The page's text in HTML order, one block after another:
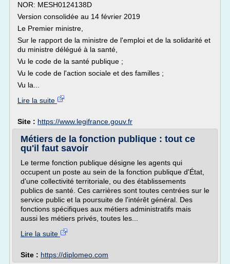
NOR: MESH0124138D
Version consolidée au 14 février 2019
Le Premier ministre,
Sur le rapport de la ministre de l'emploi et de la solidarité et
du ministre délégué à la santé,
Vu le code de la santé publique ;
Vu le code de l'action sociale et des familles ;
Vu la...
Lire la suite
Site : https://www.legifrance.gouv.fr
Métiers de la fonction publique : tout ce
qu'il faut savoir
Le terme fonction publique désigne les agents qui
occupent un poste au sein de la fonction publique d'État,
d'une collectivité territoriale, ou des établissements
publics de santé. Ces carrières sont toutes centrées sur le
service public et la poursuite de l'intérêt général. Des
fonctions spécifiques aux métiers administratifs mais
aussi les métiers privés, toutes les...
Lire la suite
Site : https://diplomeo.com